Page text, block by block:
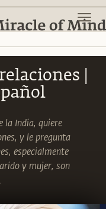
|
la India, quiere
y le pregunta
especialmente
y mujer, son